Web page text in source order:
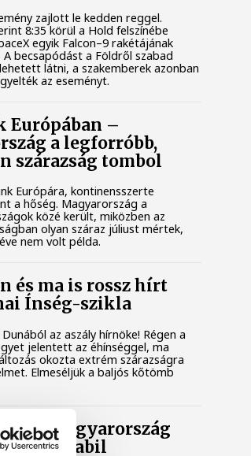
zajlott le kedden reggel.
8:35 körül a Hold felszínébe
egyik Falcon–9 rakétájának
becsapódást a Földről szabad
látni, a szakemberek azonban
az eseményt.
Európában –
a legforróbb,
szárazság tombol
Európára, kontinensszerte
a hőség. Magyarország a
közé került, miközben az
olyan száraz júliust mértek,
nem volt példa.
és ma is rossz hírt
Ínség-szikla
az aszály hírnöke! Régen a
jelentett az éhínséggel, ma
okozta extrém szárazságra
Elmeséljük a baljós kőtömb
Magyarország
stabil